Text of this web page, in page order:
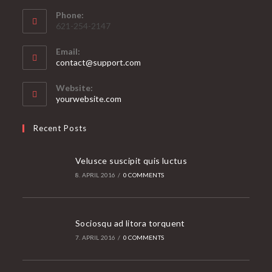
Phone:
621-254-2147
Email:
contact@support.com
Website:
yourwebsite.com
Recent Posts
Velusce suscipit quis luctus
8. APRIL 2016 / 0 COMMENTS
Sociosqu ad litora torquent
7. APRIL 2016 / 0 COMMENTS